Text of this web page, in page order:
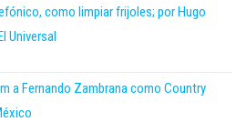
como limpiar frijoles; por Hugo
Universal
a Fernando Zambrana como Country